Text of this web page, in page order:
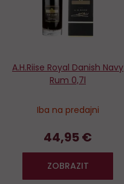
A.H.Riise Royal Danish Navy
Rum 0,7l
Iba na predajni
44,95 €
ZOBRAZIT